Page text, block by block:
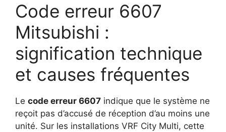
Code erreur 6607
Mitsubishi :
signification technique
et causes fréquentes
Le code erreur 6607 indique que le système ne
reçoit pas d’accusé de réception d’au moins une
unité. Sur les installations VRF City Multi, cette